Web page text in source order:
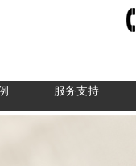
服务支持